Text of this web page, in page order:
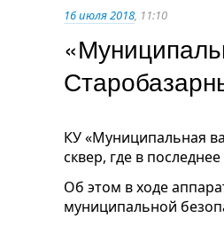
16 июля 2018, 11:10
КУ «Муниципальная
сквер, где в
Об этом в ходе
муниципальной